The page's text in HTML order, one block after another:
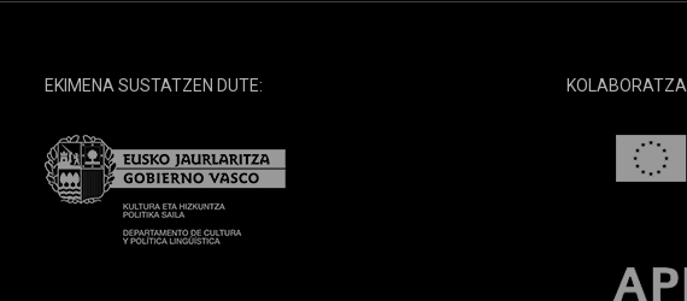
EKIMENA SUSTATZEN DUTE: